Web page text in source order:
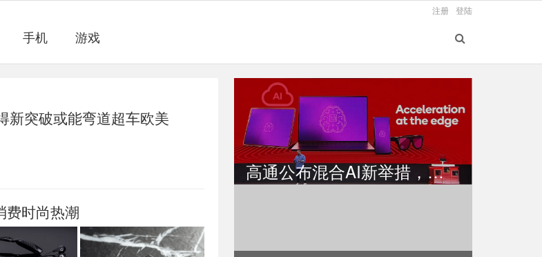
登陆
注册
手机 游戏
新突破或能弯道超车欧美
费时尚热潮
高通公布混合AI新举措，加速AI智能体普及